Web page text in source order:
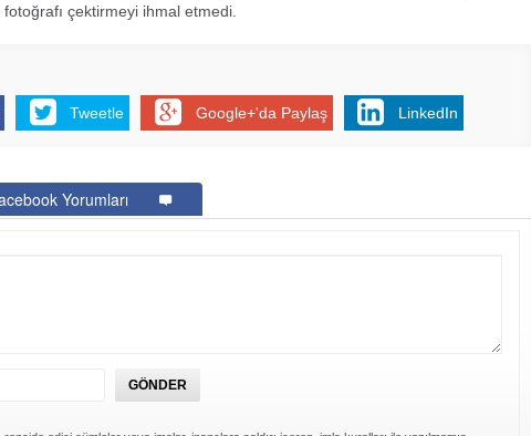
çektirmeyi ihmal etmedi.
Tweetle Google+'da Paylaş LinkedIn
Yorumları